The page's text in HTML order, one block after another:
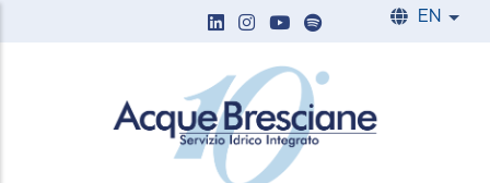
EN List